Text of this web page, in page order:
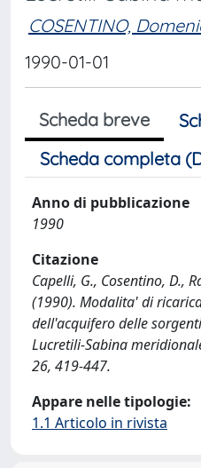
COSENTINO,
1990-01-01
Scheda breve
Scheda completa
Anno di pubblicazione
1990
Citazione
Capelli, G., Cosentino, D.,
(1990). Modalita' di
dell'acquifero delle
Lucretili-Sabina
26, 419-447.
Appare nelle tipologie:
1.1 Articolo in rivista